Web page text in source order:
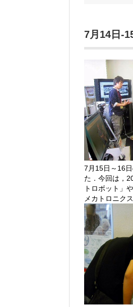
7月14日-
7月15日～16
た．今回は，
トロボット」
メカトロニク